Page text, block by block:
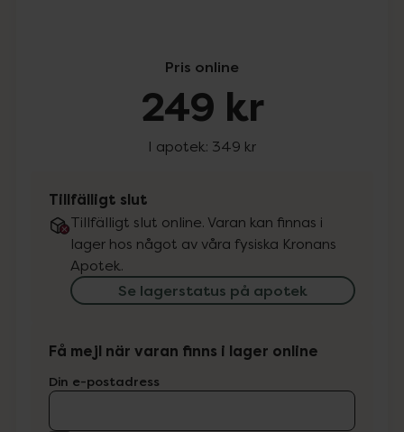
Pris online
249 kr
I apotek: 349 kr
Tillfälligt slut
Tillfälligt slut online. Varan kan finnas i
lager hos något av våra fysiska Kronans
Apotek.
Se lagerstatus på apotek
Få mejl när varan finns i lager online
Din e-postadress